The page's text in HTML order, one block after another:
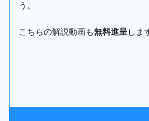
う。
こちらの解説動画も無料進呈しま